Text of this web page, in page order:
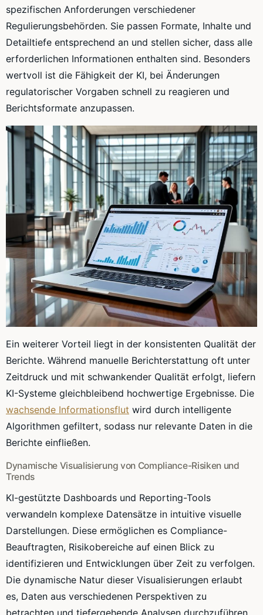
spezifischen Anforderungen verschiedener
Regulierungsbehörden. Sie passen Formate, Inhalte und
Detailtiefe entsprechend an und stellen sicher, dass alle
erforderlichen Informationen enthalten sind. Besonders
wertvoll ist die Fähigkeit der KI, bei Änderungen
regulatorischer Vorgaben schnell zu reagieren und
Berichtsformate anzupassen.
Ein weiterer Vorteil liegt in der konsistenten Qualität der
Berichte. Während manuelle Berichterstattung oft unter
Zeitdruck und mit schwankender Qualität erfolgt, liefern
KI-Systeme gleichbleibend hochwertige Ergebnisse. Die
wachsende Informationsflut wird durch intelligente
Algorithmen gefiltert, sodass nur relevante Daten in die
Berichte einfließen.
Dynamische Visualisierung von Compliance-Risiken und
Trends
KI-gestützte Dashboards und Reporting-Tools
verwandeln komplexe Datensätze in intuitive visuelle
Darstellungen. Diese ermöglichen es Compliance-
Beauftragten, Risikobereiche auf einen Blick zu
identifizieren und Entwicklungen über Zeit zu verfolgen.
Die dynamische Natur dieser Visualisierungen erlaubt
es, Daten aus verschiedenen Perspektiven zu